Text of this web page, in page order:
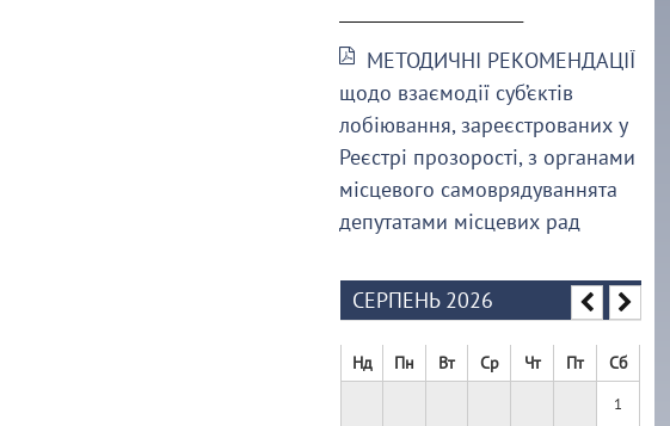
МЕТОДИЧНІ РЕКОМЕНДАЦІЇ
щодо взаємодії суб’єктів
лобіювання, зареєстрованих у
Реєстрі прозорості, з органами
місцевого самоврядуваннята
депутатами місцевих рад
СЕРПЕНЬ 2026
Нд Пн Вт Ср Чт Пт Сб
1